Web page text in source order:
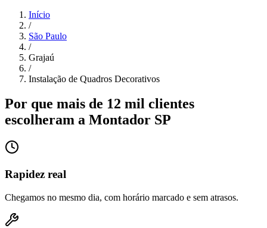
Início
/
São Paulo
/
Grajaú
/
Instalação de Quadros Decorativos
Por que mais de 12 mil clientes
escolheram a Montador SP
Rapidez real
Chegamos no mesmo dia, com horário marcado e sem atrasos.